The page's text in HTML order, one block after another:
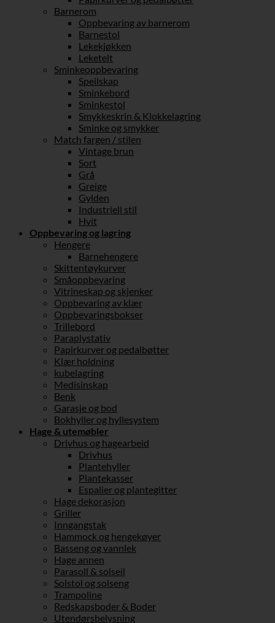
Barnerom
Oppbevaring av barnerom
Barnestol
Lekekjøkken
Leketelt
Sminkeoppbevaring
Speilskap
Sminkebord
Sminkestol
Smykkeskrin & Klokkelagring
Sminke og smykker
Match fargen / stilen
Vintage brun
Sort
Grå
Greige
Gylden
Industriell stil
Hvit
Oppbevaring og lagring
Hengere
Barnehengere
Skittentøykurver
Småoppbevaring
Vitrineskap og skjenker
Oppbevaring av klær
Oppbevaringsbokser
Trillebord
Paraplystativ
Papirkurver og pedalbøtter
Klær holdning
kubelagring
Medisinskap
Benk
Garasje og bod
Bokhyller og hyllesystem
Hage & utemøbler
Drivhus og hagearbeid
Drivhus
Plantehyller
Plantekasser
Espalier og plantegitter
Hage dekorasjon
Griller
Inngangstak
Hammock og hengekøyer
Basseng og vannlek
Hage annen
Parasoll & solseil
Solstol og solseng
Trampoline
Redskapsboder & Boder
Utendørsbelysning